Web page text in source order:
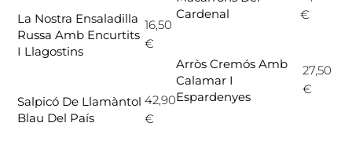
La Nostra Ensaladilla
Russa Amb Encurtits
I Llagostins
16,50
€
Salpicó De Llamàntol
Blau Del País
42,90
€
Cardenal
€
Arròs Cremós Amb
Calamar I
Espardenyes
27,50
€